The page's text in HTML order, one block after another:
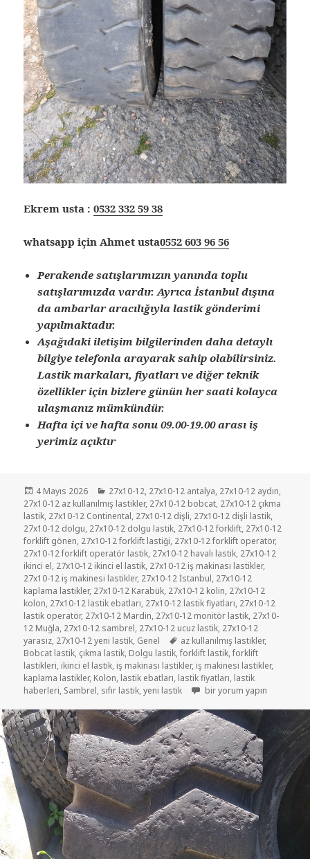
Ekrem usta :0532 332 59 38
whatsapp için Ahmet usta0552 603 96 56
Perakende satışlarımızın yanında toplu
satışlarımızda vardır. Ayrıca İstanbul dışına
da ambarlar aracılığıyla lastik gönderimi
yapılmaktadır.
Aşağıdaki iletişim bilgilerinden daha detaylı
bilgiye telefonla arayarak sahip olabilirsiniz.
Lastik markaları, fiyatları ve diğer teknik
özellikler için bizlere günün her saati kolayca
ulaşmanız mümkündür.
Hafta içi ve hafta sonu 09.00-19.00 arası iş
yerimiz açıktır
Yayın
tarihi
4 Mayıs 2026 Kategoriler
27x10-12, 27x10-12 antalya, 27x10-12 aydın,
27x10-12 az kullanılmış lastikler, 27x10-12 bobcat, 27x10-12 çıkma
lastik, 27x10-12 Continental, 27x10-12 dişli, 27x10-12 dişli lastik,
27x10-12 dolgu, 27x10-12 dolgu lastik, 27x10-12 forklift, 27x10-12
forklift gönen, 27x10-12 forklift lastiği, 27x10-12 forklift operatör,
27x10-12 forklift operatör lastik, 27x10-12 havalı lastik, 27x10-12
ikinci el, 27x10-12 ikinci el lastik, 27x10-12 iş makinası lastikler,
27x10-12 iş makinesi lastikler, 27x10-12 İstanbul, 27x10-12
kaplama lastikler, 27x10-12 Karabük, 27x10-12 kolin, 27x10-12
kolon, 27x10-12 lastik ebatları, 27x10-12 lastik fiyatları, 27x10-12
lastik operatör, 27x10-12 Mardin, 27x10-12 monitör lastik, 27x10-
12 Muğla, 27x10-12 sambrel, 27x10-12 ucuz lastik, 27x10-12
yarasız, 27x10-12 yeni lastik, Genel Etiketler
az kullanılmış lastikler,
Bobcat lastik, çıkma lastik, Dolgu lastik,forklift lastik,forklift
lastikleri, ikinci el lastik, iş makinası lastikler, iş makinesi lastikler,
kaplama lastikler, Kolon, lastik ebatları, lastik fiyatları, lastik
haberleri, Sambrel, sıfır lastik,yeni lastik 27×10-12 ÇIKMA FORKLİFT
bir yorum yapın